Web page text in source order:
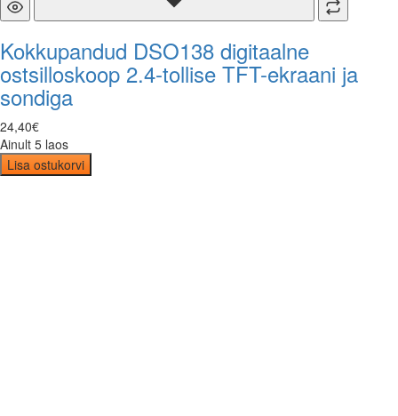
Kokkupandud DSO138 digitaalne
ostsilloskoop 2.4-tollise TFT-ekraani ja
sondiga
24,40€
Ainult 5 laos
Lisa ostukorvi